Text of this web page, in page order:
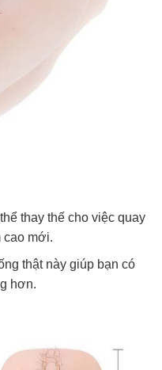
thay thế cho việc quay
cao mới.
thật này giúp bạn có
hơn.